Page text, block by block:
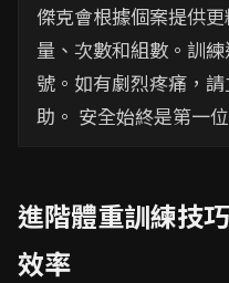
傑克會根據個案提供
量、次數和組數。訓
號。如有劇烈疼痛，
助。 安全始終是第一位
進階體重訓練技
效率